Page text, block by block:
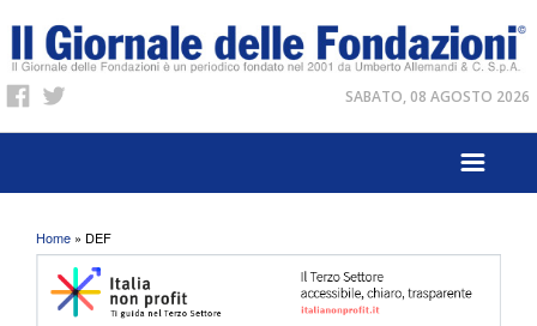
SABATO, 08 AGOSTO 2026
Tu sei qui
Home » DEF